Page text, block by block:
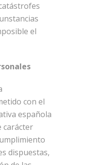
el
con el
española
carácter
dispuestas,